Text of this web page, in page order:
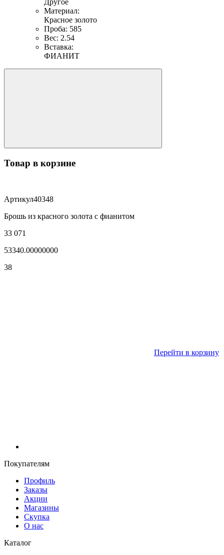
Другое
Материал:
Красное золото
Проба: 585
Вес: 2.54
Вставка:
ФИАНИТ
Товар в корзине
Артикул40348
Брошь из красного золота с фианитом
33 071
53340.00000000
38
Перейти в корзину
Покупателям
Профиль
Заказы
Акции
Магазины
Скупка
О нас
Каталог